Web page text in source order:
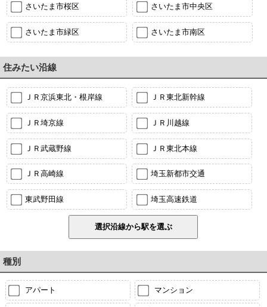
さいたま市桜区 さいたま市中央区
さいたま市緑区 さいたま市南区
住みたい沿線
ＪＲ京浜東北・根岸線 ＪＲ東北新幹線
ＪＲ埼京線 ＪＲ川越線
ＪＲ武蔵野線 ＪＲ東北本線
ＪＲ高崎線 埼玉新都市交通
東武野田線 埼玉高速鉄道
種別
アパート マンション